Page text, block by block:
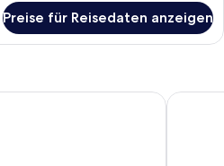
Preise für Reisedaten anzeigen
Atoll